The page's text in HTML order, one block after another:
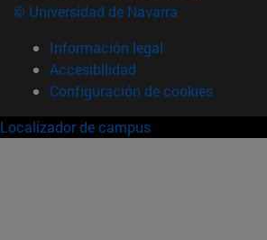
© Universidad de Navarra
Información legal
Accesibilidad
Configuración de cookies
Localizador de campus